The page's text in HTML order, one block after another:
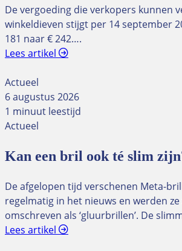
De vergoeding die verkopers kunnen
winkeldieven stijgt per 14 september
181 naar € 242….
Lees artikel
Actueel
6 augustus 2026
1 minuut leestijd
Actueel
Kan een bril ook té slim
De afgelopen tijd verschenen Meta-
regelmatig in het nieuws en werden ze
omschreven als ‘gluurbrillen’. De
Lees artikel